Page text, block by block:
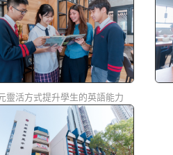
靈活方式提升學生的英語能力